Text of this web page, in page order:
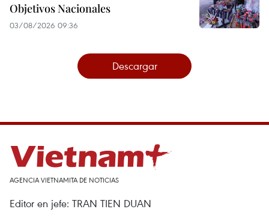
Objetivos Nacionales
03/08/2026 09:36
Descargar
AGENCIA VIETNAMITA DE NOTICIAS
Editor en jefe: TRAN TIEN DUAN